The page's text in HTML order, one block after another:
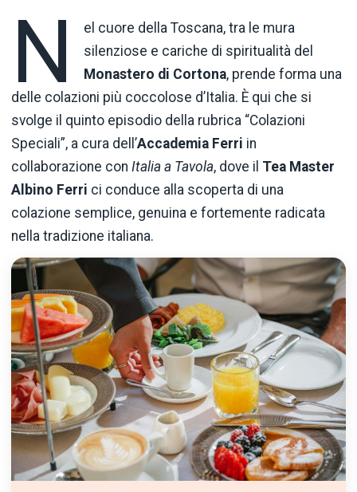
N
el cuore della Toscana, tra le mura
silenziose e cariche di spiritualità del
Monastero di Cortona, prende forma una
delle colazioni più coccolose d’Italia. È qui che si
svolge il quinto episodio della rubrica “Colazioni
Speciali”, a cura dell’Accademia Ferri in
collaborazione con Italia a Tavola, dove il Tea Master
Albino Ferri ci conduce alla scoperta di una
colazione semplice, genuina e fortemente radicata
nella tradizione italiana.